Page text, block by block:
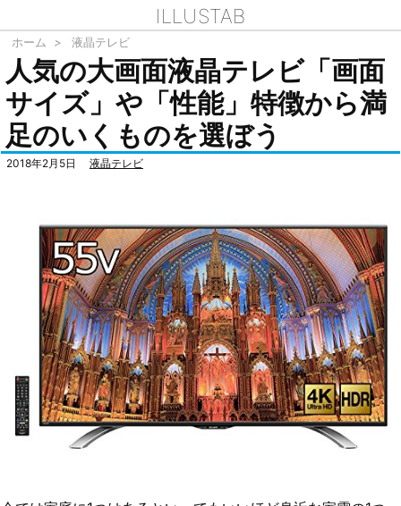
ILLUSTAB
ホーム > 液晶テレビ
人気の大画面液晶テレビ「画面
サイズ」や「性能」特徴から満
足のいくものを選ぼう
2018年2月5日 液晶テレビ